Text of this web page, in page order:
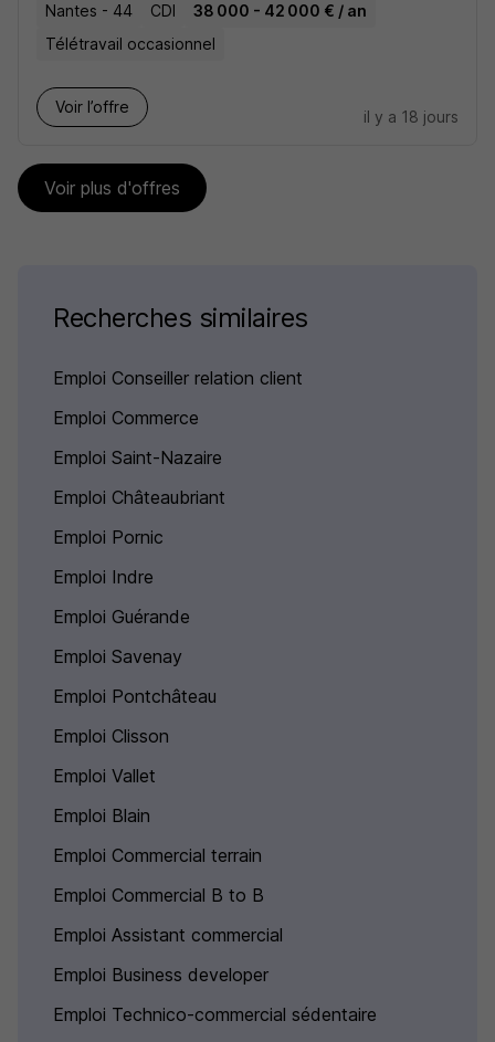
Nantes - 44 CDI
38 000 - 42 000 € / an
Télétravail occasionnel
Voir l’offre
il y a 18 jours
Voir plus d'offres
Recherches similaires
Emploi Conseiller relation client
Emploi Commerce
Emploi Saint-Nazaire
Emploi Châteaubriant
Emploi Pornic
Emploi Indre
Emploi Guérande
Emploi Savenay
Emploi Pontchâteau
Emploi Clisson
Emploi Vallet
Emploi Blain
Emploi Commercial terrain
Emploi Commercial B to B
Emploi Assistant commercial
Emploi Business developer
Emploi Technico-commercial sédentaire